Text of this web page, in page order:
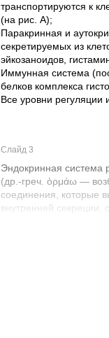
транспортируются к
(на рис. А);
Паракринная и
секретируемых из
эйкозаноидов,
Иммунная система
белков комплекса
Все уровни регуляции
Слайд 3
Эндокринная система
(др.-греч. ὁρμάω —
соединения, которые
внутренней